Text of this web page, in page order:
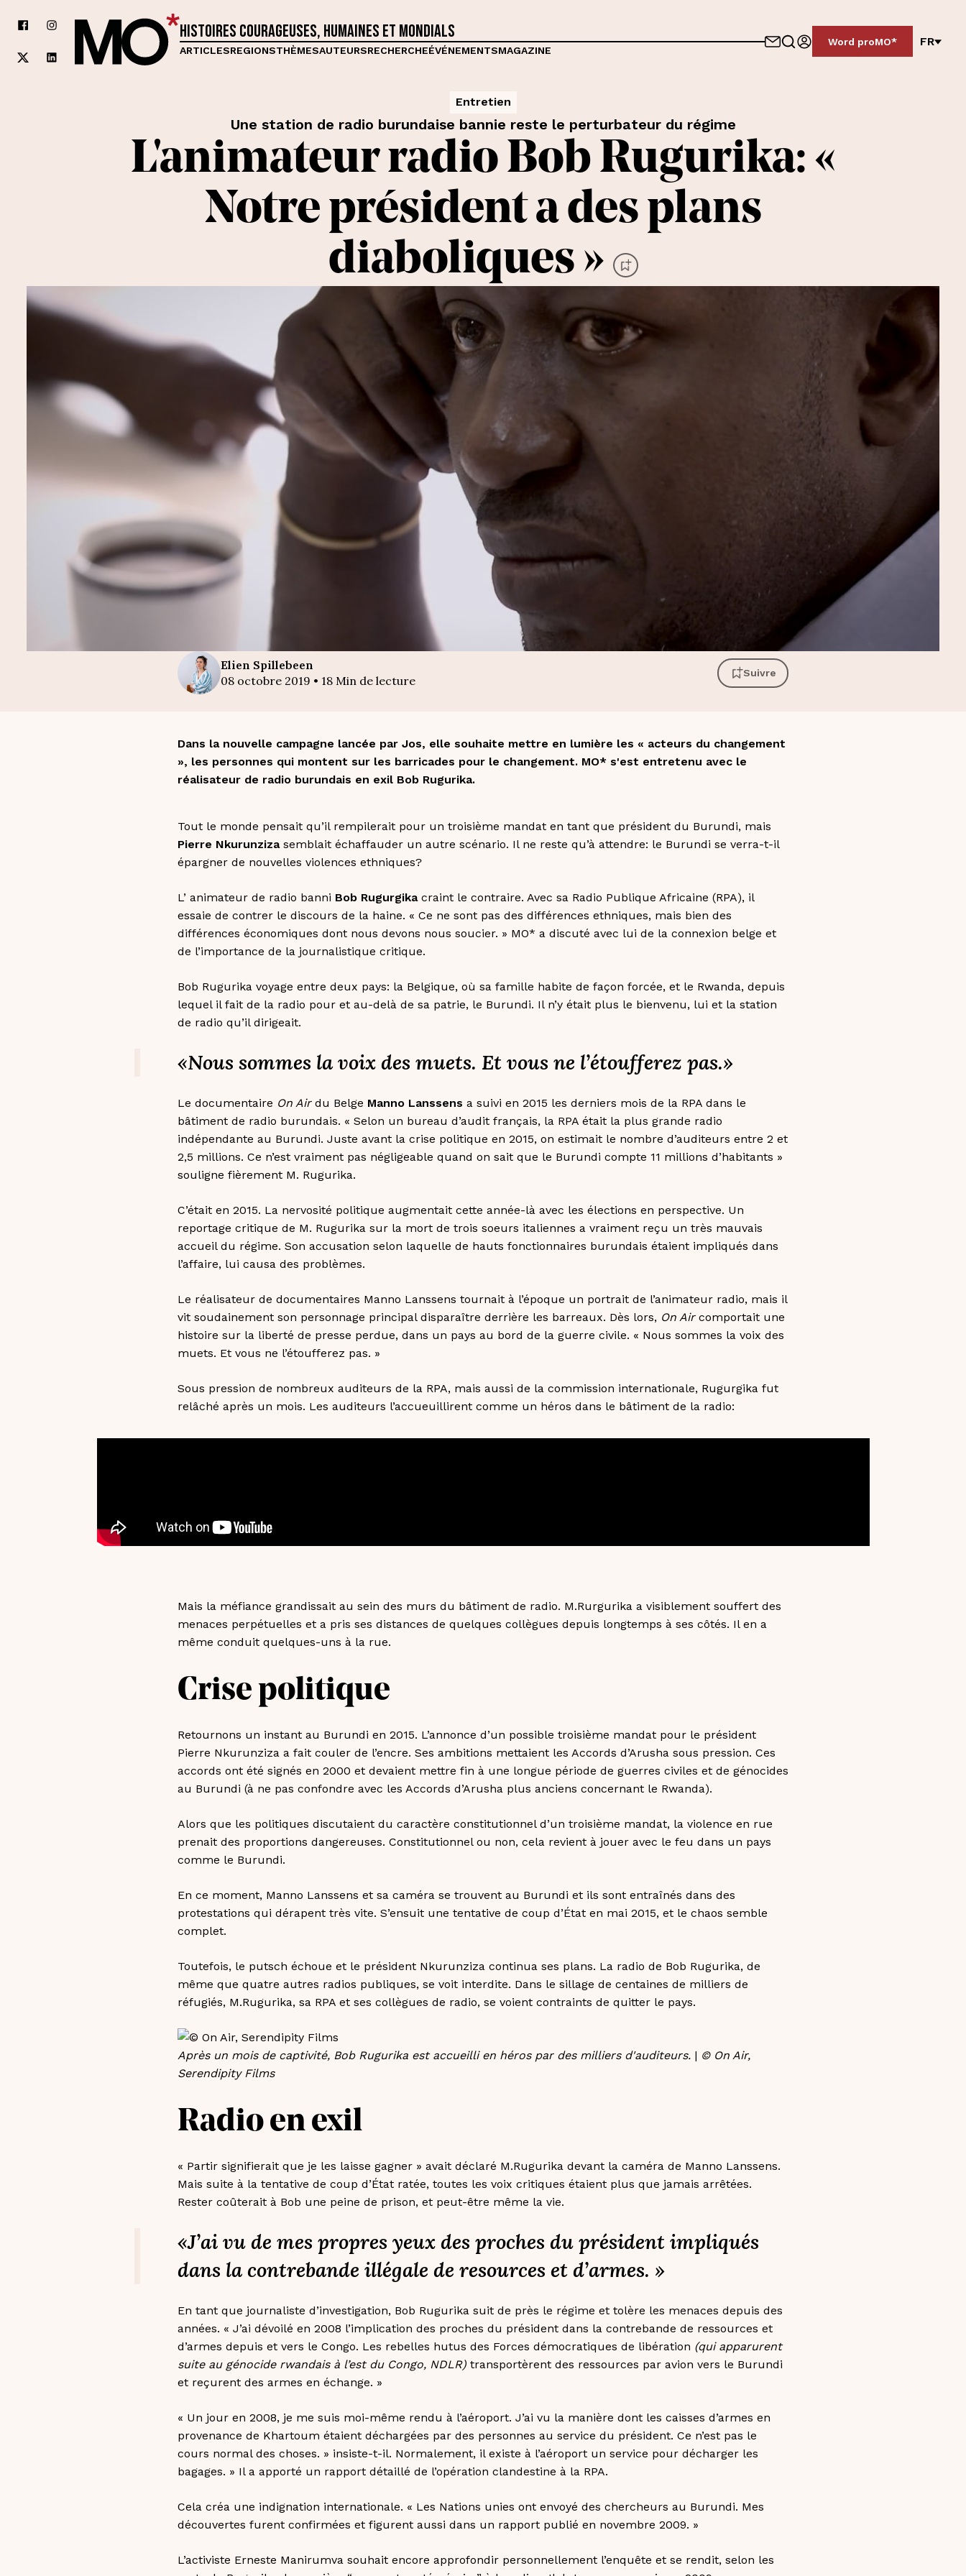
Histoires courageuses, humaines et mondials
ARTICLESREGIONSTHÈMESAUTEURSRECHERCHEÉVÉNEMENTSMAGAZINE
Word proMO* FR
Entretien
Une station de radio burundaise bannie reste le perturbateur du régime
L'animateur radio Bob Rugurika: «
Notre président a des plans
diaboliques »
Elien Spillebeen
08 octobre 2019 • 18 Min de lecture
Suivre
Dans la nouvelle campagne lancée par Jos, elle souhaite mettre en lumière les « acteurs du changement
», les personnes qui montent sur les barricades pour le changement. MO* s'est entretenu avec le
réalisateur de radio burundais en exil Bob Rugurika.
Tout le monde pensait qu’il rempilerait pour un troisième mandat en tant que président du Burundi, mais
Pierre Nkurunzizasemblait échaffauder un autre scénario. Il ne reste qu’à attendre: le Burundi se verra-t-il
épargner de nouvelles violences ethniques?
L’ animateur de radio banni Bob Rugurgikacraint le contraire. Avec sa Radio Publique Africaine (RPA), il
essaie de contrer le discours de la haine. « Ce ne sont pas des différences ethniques, mais bien des
différences économiques dont nous devons nous soucier. » MO* a discuté avec lui de la connexion belge et
de l’importance de la journalistique critique.
Bob Rugurika voyage entre deux pays: la Belgique, où sa famille habite de façon forcée, et le Rwanda, depuis
lequel il fait de la radio pour et au-delà de sa patrie, le Burundi. Il n’y était plus le bienvenu, lui et la station
de radio qu’il dirigeait.
«Nous sommes la voix des muets. Et vous ne l’étoufferez pas.»
Le documentaire On Air du Belge Manno Lanssens a suivi en 2015 les derniers mois de la RPA dans le
bâtiment de radio burundais. « Selon un bureau d’audit français, la RPA était la plus grande radio
indépendante au Burundi. Juste avant la crise politique en 2015, on estimait le nombre d’auditeurs entre 2 et
2,5 millions. Ce n’est vraiment pas négligeable quand on sait que le Burundi compte 11 millions d’habitants »
souligne fièrement M. Rugurika.
C’était en 2015. La nervosité politique augmentait cette année-là avec les élections en perspective. Un
reportage critique de M. Rugurika sur la mort de trois soeurs italiennes a vraiment reçu un très mauvais
accueil du régime. Son accusation selon laquelle de hauts fonctionnaires burundais étaient impliqués dans
l’affaire, lui causa des problèmes.
Le réalisateur de documentaires Manno Lanssens tournait à l’époque un portrait de l’animateur radio, mais il
vit soudainement son personnage principal disparaître derrière les barreaux. Dès lors, On Air comportait une
histoire sur la liberté de presse perdue, dans un pays au bord de la guerre civile. « Nous sommes la voix des
muets. Et vous ne l’étoufferez pas. »
Sous pression de nombreux auditeurs de la RPA, mais aussi de la commission internationale, Rugurgika fut
relâché après un mois. Les auditeurs l’accueuillirent comme un héros dans le bâtiment de la radio:
Mais la méfiance grandissait au sein des murs du bâtiment de radio. M.Rurgurika a visiblement souffert des
menaces perpétuelles et a pris ses distances de quelques collègues depuis longtemps à ses côtés. Il en a
même conduit quelques-uns à la rue.
Crise politique
Retournons un instant au Burundi en 2015. L’annonce d’un possible troisième mandat pour le président
Pierre Nkurunziza a fait couler de l’encre. Ses ambitions mettaient les Accords d’Arusha sous pression. Ces
accords ont été signés en 2000 et devaient mettre fin à une longue période de guerres civiles et de génocides
au Burundi (à ne pas confondre avec les Accords d’Arusha plus anciens concernant le Rwanda).
Alors que les politiques discutaient du caractère constitutionnel d’un troisième mandat, la violence en rue
prenait des proportions dangereuses. Constitutionnel ou non, cela revient à jouer avec le feu dans un pays
comme le Burundi.
En ce moment, Manno Lanssens et sa caméra se trouvent au Burundi et ils sont entraînés dans des
protestations qui dérapent très vite. S’ensuit une tentative de coup d’État en mai 2015, et le chaos semble
complet.
Toutefois, le putsch échoue et le président Nkurunziza continua ses plans. La radio de Bob Rugurika, de
même que quatre autres radios publiques, se voit interdite. Dans le sillage de centaines de milliers de
réfugiés, M.Rugurika, sa RPA et ses collègues de radio, se voient contraints de quitter le pays.
Après un mois de captivité, Bob Rugurika est accueilli en héros par des milliers d'auditeurs. | © On Air,
Serendipity Films
Radio en exil
« Partir signifierait que je les laisse gagner » avait déclaré M.Rugurika devant la caméra de Manno Lanssens.
Mais suite à la tentative de coup d’État ratée, toutes les voix critiques étaient plus que jamais arrêtées.
Rester coûterait à Bob une peine de prison, et peut-être même la vie.
«J’ai vu de mes propres yeux des proches du président impliqués
dans la contrebande illégale de resources et d’armes. »
En tant que journaliste d’investigation, Bob Rugurika suit de près le régime et tolère les menaces depuis des
années. « J’ai dévoilé en 2008 l’implication des proches du président dans la contrebande de ressources et
d’armes depuis et vers le Congo. Les rebelles hutus des Forces démocratiques de libération (qui apparurent
suite au génocide rwandais à l’est du Congo, NDLR) transportèrent des ressources par avion vers le Burundi
et reçurent des armes en échange. »
« Un jour en 2008, je me suis moi-même rendu à l’aéroport. J’ai vu la manière dont les caisses d’armes en
provenance de Khartoum étaient déchargées par des personnes au service du président. Ce n’est pas le
cours normal des choses. » insiste-t-il. Normalement, il existe à l’aéroport un service pour décharger les
bagages. » Il a apporté un rapport détaillé de l’opération clandestine à la RPA.
Cela créa une indignation internationale. « Les Nations unies ont envoyé des chercheurs au Burundi. Mes
découvertes furent confirmées et figurent aussi dans un rapport publié en novembre 2009. »
L’activiste Erneste Manirumva souhait encore approfondir personnellement l’enquête et se rendit, selon les